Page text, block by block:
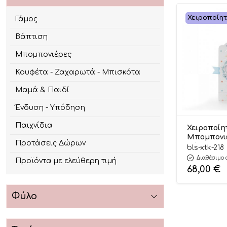
Γάμος
Βάπτιση
Μπομπονιέρες
Κουφέτα - Ζαχαρωτά - Μπισκότα
Μαμά & Παιδί
Ένδυση - Υπόδηση
Παιχνίδια
Προτάσεις Δώρων
Προϊόντα με ελεύθερη τιμή
Φύλο
Βάπτισης
Τσαντάκι
Κερί
Αγόρια
bls-xtk-218
Διαθέσιμο
68,00 €